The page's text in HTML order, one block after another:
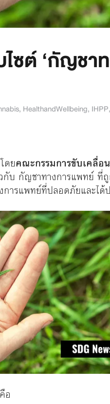
ซต์ ‘กัญชา
, HealthandWellbeing, IHPP,
ดยคณะกรรมการขับเคลื่อ
กับ กัญชาทางการแพทย์ ที่
ารแพทย์ที่ปลอดภัยและได้
อ